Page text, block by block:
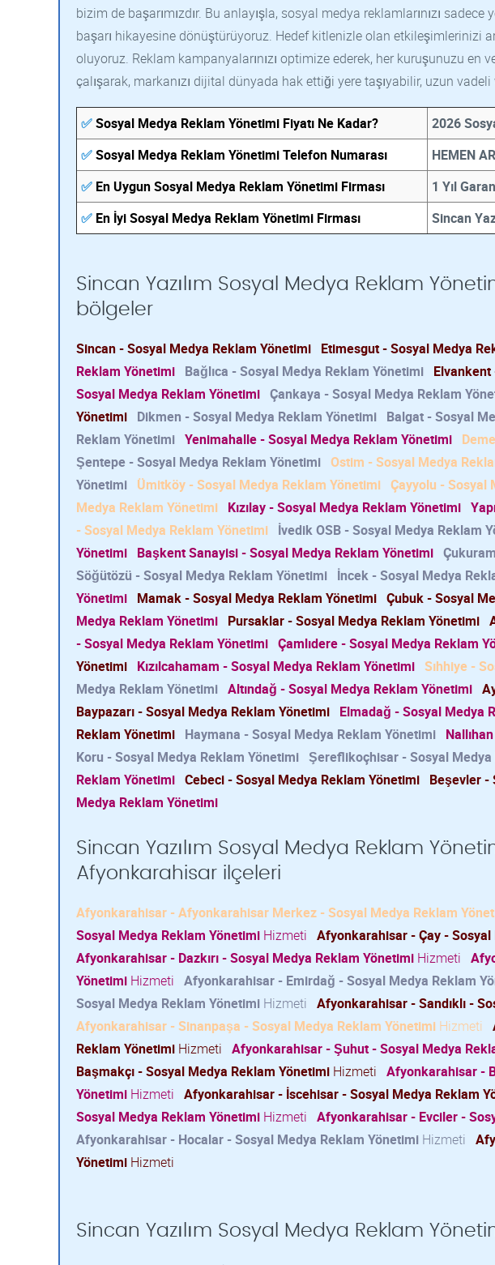
bizim de başarımızdır. Bu anlayışla, sosyal medya reklamlarınızı
başarı hikayesine dönüştürüyoruz. Hedef kitlenizle olan etkileşimlerinizi
oluyoruz. Reklam kampanyalarınızı optimize ederek, her kuruşunuzu en
çalışarak, markanızı dijital dünyada hak ettiği yere taşıyabilir, uzun
✅Sosyal Medya Reklam Yönetimi Fiyatı Ne Kadar?
2026
✅Sosyal Medya Reklam Yönetimi Telefon Numarası
HEMEN
✅ En Uygun Sosyal Medya Reklam Yönetimi Firması
1 Yıl
✅ En İyi Sosyal Medya Reklam Yönetimi Firması Sincan
Sincan Yazılım Sosyal Medya Reklam
bölgeler
Sincan - Sosyal Medya Reklam Yönetimi Etimesgut - Sosyal Medya
Reklam Yönetimi Bağlıca - Sosyal Medya Reklam Yönetimi
Sosyal Medya Reklam Yönetimi Çankaya - Sosyal Medya Reklam
Yönetimi Dikmen - Sosyal Medya Reklam Yönetimi Balgat - Sosyal
Reklam Yönetimi Yenimahalle - Sosyal Medya Reklam Yönetimi
Şentepe - Sosyal Medya Reklam Yönetimi Ostim - Sosyal Medya
Yönetimi Ümitköy - Sosyal Medya Reklam Yönetimi Çayyolu - Sosyal
Medya Reklam Yönetimi Kızılay - Sosyal Medya Reklam Yönetimi
- Sosyal Medya Reklam Yönetimi İvedik OSB - Sosyal Medya Reklam
Yönetimi Başkent Sanayisi - Sosyal Medya Reklam Yönetimi
Söğütözü - Sosyal Medya Reklam Yönetimi İncek - Sosyal Medya
Yönetimi Mamak - Sosyal Medya Reklam Yönetimi Çubuk - Sosyal
Medya Reklam Yönetimi Pursaklar - Sosyal Medya Reklam Yönetimi
- Sosyal Medya Reklam Yönetimi Çamlıdere - Sosyal Medya Reklam
Yönetimi Kızılcahamam - Sosyal Medya Reklam Yönetimi Sıhhiye -
Medya Reklam Yönetimi Altındağ - Sosyal Medya Reklam Yönetimi
Baypazarı - Sosyal Medya Reklam Yönetimi Elmadağ - Sosyal Medya
Reklam Yönetimi Haymana - Sosyal Medya Reklam Yönetimi
Koru - Sosyal Medya Reklam Yönetimi Şereflikoçhisar - Sosyal
Reklam Yönetimi Cebeci - Sosyal Medya Reklam Yönetimi Beşevler -
Medya Reklam Yönetimi
Sincan Yazılım Sosyal Medya Reklam
Afyonkarahisar ilçeleri
Afyonkarahisar - Afyonkarahisar Merkez - Sosyal Medya Reklam
Sosyal Medya Reklam Yönetimi Hizmeti Afyonkarahisar - Çay -
Afyonkarahisar - Dazkırı - Sosyal Medya Reklam Yönetimi Hizmeti
Yönetimi Hizmeti Afyonkarahisar - Emirdağ - Sosyal Medya Reklam
Sosyal Medya Reklam Yönetimi Hizmeti Afyonkarahisar - Sandıklı -
Afyonkarahisar - Sinanpaşa - Sosyal Medya Reklam Yönetimi Hizmeti
Reklam Yönetimi Hizmeti Afyonkarahisar - Şuhut - Sosyal Medya
Başmakçı - Sosyal Medya Reklam Yönetimi Hizmeti Afyonkarahisar -
Yönetimi Hizmeti Afyonkarahisar - İscehisar - Sosyal Medya Reklam
Sosyal Medya Reklam Yönetimi Hizmeti Afyonkarahisar - Evciler -
Afyonkarahisar - Hocalar - Sosyal Medya Reklam Yönetimi Hizmeti
Yönetimi Hizmeti
Sincan Yazılım Sosyal Medya Reklam